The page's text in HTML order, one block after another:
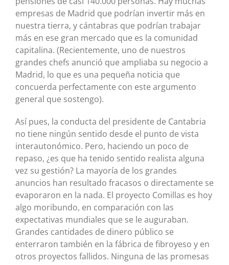
empresas de Madrid que podrían invertir más en
nuestra tierra, y cántabras que podrían trabajar
más en ese gran mercado que es la comunidad
capitalina. (Recientemente, uno de nuestros
grandes chefs anunció que ampliaba su negocio a
Madrid, lo que es una pequeña noticia que
concuerda perfectamente con este argumento
general que sostengo).
Así pues, la conducta del presidente de Cantabria
no tiene ningún sentido desde el punto de vista
interautonómico. Pero, haciendo un poco de
repaso, ¿es que ha tenido sentido realista alguna
vez su gestión? La mayoría de los grandes
anuncios han resultado fracasos o directamente se
evaporaron en la nada. El proyecto Comillas es hoy
algo moribundo, en comparación con las
expectativas mundiales que se le auguraban.
Grandes cantidades de dinero público se
enterraron también en la fábrica de fibroyeso y en
otros proyectos fallidos. Ninguna de las promesas